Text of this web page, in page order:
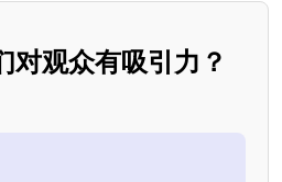
对观众有吸引力？